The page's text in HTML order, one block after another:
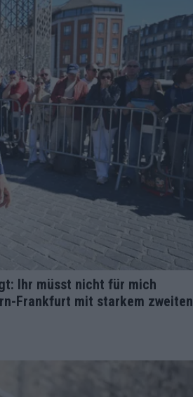
Ihr müsst nicht für mich
Frankfurt mit starkem zweiten